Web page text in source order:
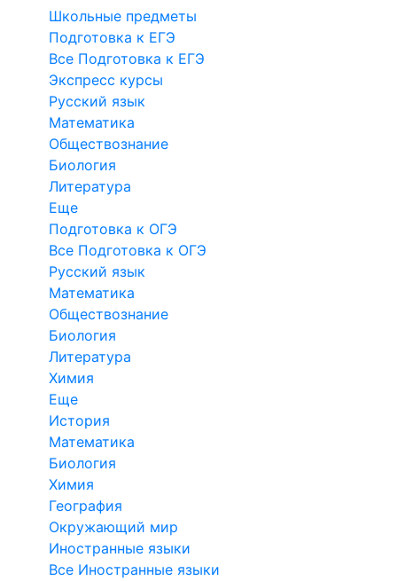
Школьные предметы
Подготовка к ЕГЭ
Все Подготовка к ЕГЭ
Экспресс курсы
Русский язык
Математика
Обществознание
Биология
Литература
Еще
Подготовка к ОГЭ
Все Подготовка к ОГЭ
Русский язык
Математика
Обществознание
Биология
Литература
Химия
Еще
История
Математика
Биология
Химия
География
Окружающий мир
Иностранные языки
Все Иностранные языки